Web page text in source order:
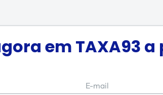
em TAXA93 a
E-mail